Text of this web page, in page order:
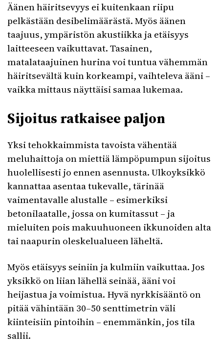
Äänen häiritsevyys ei kuitenkaan riipu
pelkästään desibelimäärästä. Myös äänen
taajuus, ympäristön akustiikka ja etäisyys
laitteeseen vaikuttavat. Tasainen,
matalataajuinen hurina voi tuntua vähemmän
häiritsevältä kuin korkeampi, vaihteleva ääni –
vaikka mittaus näyttäisi samaa lukemaa.
Sijoitus ratkaisee paljon
Yksi tehokkaimmista tavoista vähentää
meluhaittoja on miettiä lämpöpumpun sijoitus
huolellisesti jo ennen asennusta. Ulkoyksikkö
kannattaa asentaa tukevalle, tärinää
vaimentavalle alustalle – esimerkiksi
betonilaatalle, jossa on kumitassut – ja
mieluiten pois makuuhuoneen ikkunoiden alta
tai naapurin oleskelualueen läheltä.
Myös etäisyys seiniin ja kulmiin vaikuttaa. Jos
yksikkö on liian lähellä seinää, ääni voi
heijastua ja voimistua. Hyvä nyrkkisääntö on
pitää vähintään 30–50 senttimetrin väli
kiinteisiin pintoihin – enemmänkin, jos tila
sallii.